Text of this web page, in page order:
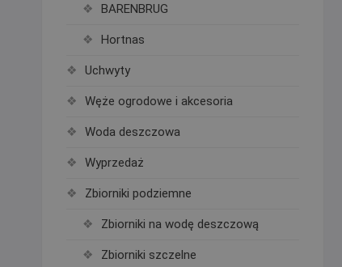
BARENBRUG
Hortnas
Uchwyty
Węże ogrodowe i akcesoria
Woda deszczowa
Wyprzedaż
Zbiorniki podziemne
Zbiorniki na wodę deszczową
Zbiorniki szczelne